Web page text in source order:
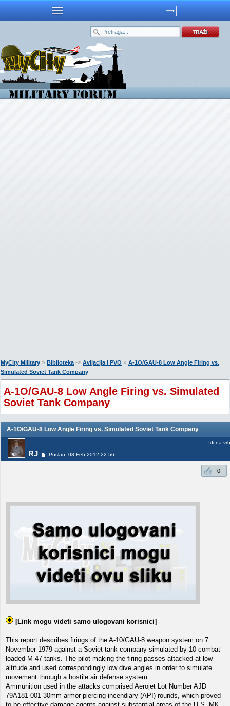
MyCity Military » Biblioteka-> Avijacija i PVO » A-1O/GAU-8 Low Angle Firing vs.
Simulated Soviet Tank Company
A-1O/GAU-8 Low Angle Firing vs. Simulated
Soviet Tank Company
A-1O/GAU-8 Low Angle Firing vs. Simulated Soviet Tank Company
RJ Poslao: 08 Feb 2012 22:56
Idi na vrh
0
[Link mogu videti samo ulogovani korisnici]
This report describes firings of the A-10/GAU-8 weapon system on 7
November 1979 against a Soviet tank company simulated by 10 combat
loaded M-47 tanks. The pilot making the firing passes attacked at low
altitude and used correspondingly low dive angles in order to simulate
movement through a hostile air defense system.
Ammunition used in the attacks comprised Aerojet Lot Number AJD
79A181-001 30mm armor piercing incendiary (API) rounds, which proved